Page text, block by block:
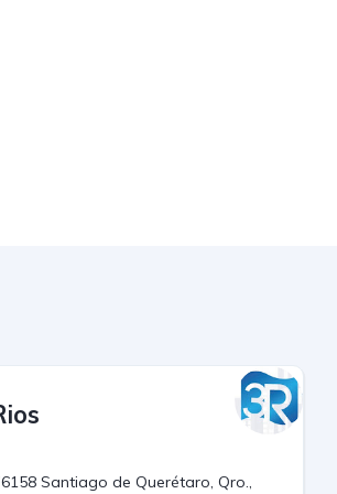
Santiago de Querétaro, Qro.,